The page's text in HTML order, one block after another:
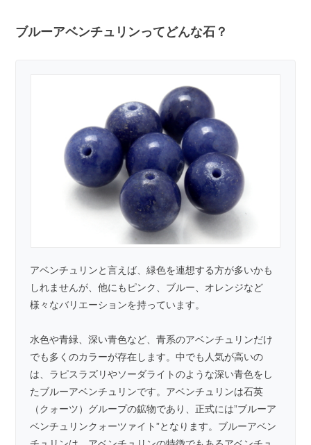
ブルーアベンチュリンってどんな石？
アベンチュリンと言えば、緑色を連想する方が多いかも
しれませんが、他にもピンク、ブルー、オレンジなど
様々なバリエーションを持っています。
水色や青緑、深い青色など、青系のアベンチュリンだけ
でも多くのカラーが存在します。中でも人気が高いの
は、 ラピスラズリやソーダライトのような深い青色をし
たブルーアベンチュリンです。アベンチュリンは石英
（クォーツ）グループの鉱物であり、正式には”ブルーア
ベンチュリンクォーツァイト”となります。ブルーアベン